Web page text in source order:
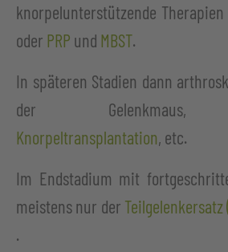
knorpelunterstützende
oder PRP und MBST.
In späteren Stadien dann
der Gelenkmaus,
Knorpeltransplantation, etc.
Im Endstadium mit
meistens nur der
.